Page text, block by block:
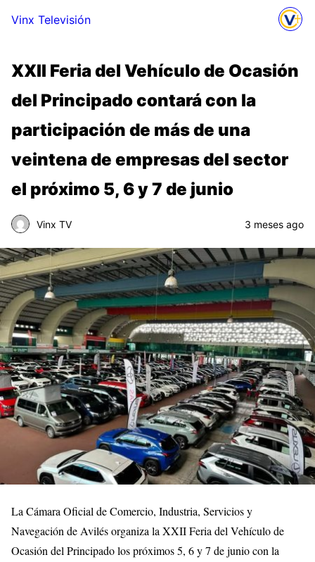
Vinx Televisión
XXII Feria del Vehículo de Ocasión
del Principado contará con la
participación de más de una
veintena de empresas del sector
el próximo 5, 6 y 7 de junio
Vinx TV 3 meses ago
La Cámara Oficial de Comercio, Industria, Servicios y
Navegación de Avilés organiza la XXII Feria del Vehículo de
Ocasión del Principado los próximos 5, 6 y 7 de junio con la